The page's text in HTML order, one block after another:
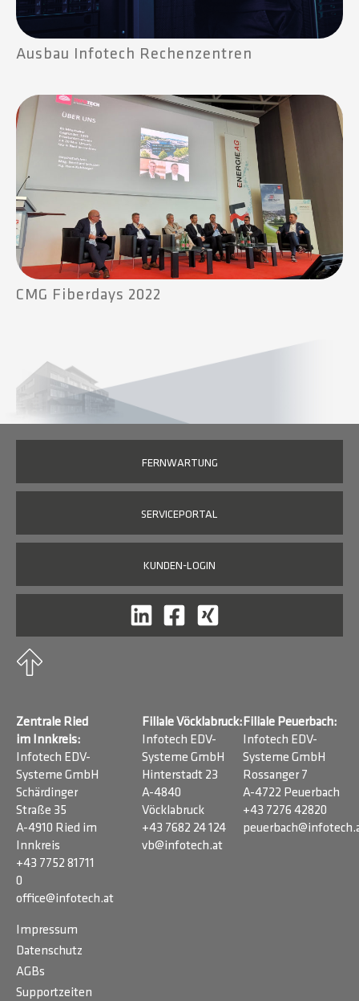
Ausbau Infotech Rechenzentren
CMG Fiberdays 2022
FERNWARTUNG
SERVICEPORTAL
KUNDEN-LOGIN
Zentrale Ried
im Innkreis:
Infotech EDV-
Systeme GmbH
Schärdinger
Straße 35
A-4910 Ried im
Innkreis
+43 7752 81711
0
office@infotech.at
Filiale Vöcklabruck:
Infotech EDV-
Systeme GmbH
Hinterstadt 23
A-4840
Vöcklabruck
+43 7682 24 124
vb@infotech.at
Filiale Peuerbach:
Infotech EDV-
Systeme GmbH
Rossanger 7
A-4722 Peuerbach
+43 7276 42820
Impressum
Datenschutz
AGBs
Supportzeiten